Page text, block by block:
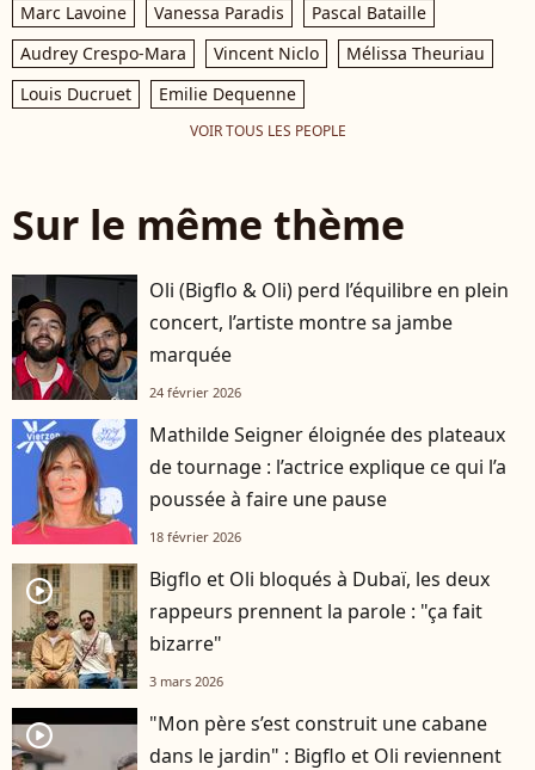
Marc Lavoine Vanessa Paradis
Pascal Bataille
Audrey Crespo-Mara
Vincent Niclo
Mélissa Theuriau
Louis Ducruet
Emilie Dequenne
VOIR TOUS LES PEOPLE
Sur le même thème
Oli (Bigflo & Oli) perd l’équilibre en plein
concert, l’artiste montre sa jambe
marquée
24 février 2026
Mathilde Seigner éloignée des plateaux
de tournage : l’actrice explique ce qui l’a
poussée à faire une pause
18 février 2026
player2
Bigflo et Oli bloqués à Dubaï, les deux
rappeurs prennent la parole : "ça fait
bizarre"
3 mars 2026
player2
"Mon père s’est construit une cabane
dans le jardin" : Bigflo et Oli reviennent